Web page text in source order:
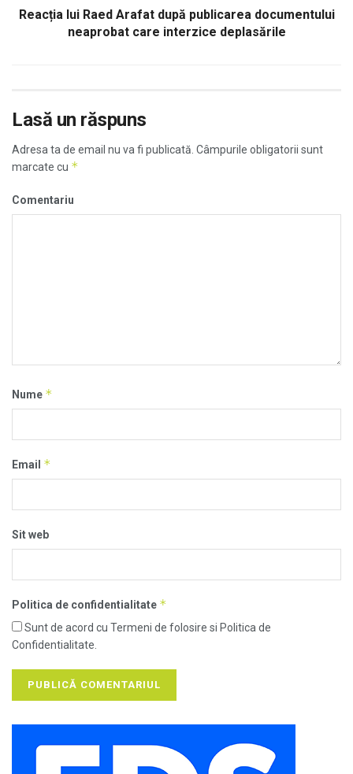
Reacția lui Raed Arafat după publicarea documentului
neaprobat care interzice deplasările
Lasă un răspuns
Adresa ta de email nu va fi publicată. Câmpurile obligatorii sunt
marcate cu *
Comentariu
Nume *
Email *
Sit web
Politica de confidentialitate *
Sunt de acord cu Termeni de folosire si Politica de
Confidentialitate.